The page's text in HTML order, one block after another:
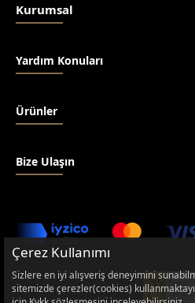
Kurumsal
Yardım Konuları
Ürünler
Bize Ulaşın
Çerez Kullanımı
Sizlere en iyi alışveriş deneyimini
sitemizde çerezler(cookies)